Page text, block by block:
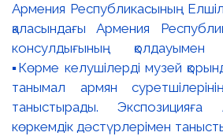
Армения Республикасының
қаласындағы Армения
консулдығының қолдауымен
▪️Көрме келушілерді музей
танымал армян
таныстырады.
көркемдік дәстүрлерімен